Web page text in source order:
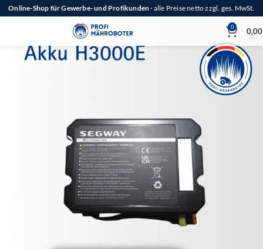
Online-Shop für Gewerbe- und Profikunden· alle Preise netto zzgl. ges. MwSt.
0